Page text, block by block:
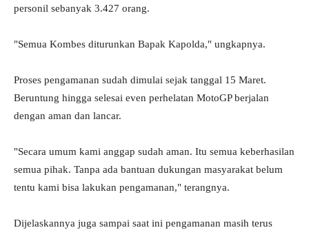
personil sebanyak 3.427 orang.
"Semua Kombes diturunkan Bapak Kapolda," ungkapnya.
Proses pengamanan sudah dimulai sejak tanggal 15 Maret.
Beruntung hingga selesai even perhelatan MotoGP berjalan
dengan aman dan lancar.
"Secara umum kami anggap sudah aman. Itu semua keberhasilan
semua pihak. Tanpa ada bantuan dukungan masyarakat belum
tentu kami bisa lakukan pengamanan," terangnya.
Dijelaskannya juga sampai saat ini pengamanan masih terus